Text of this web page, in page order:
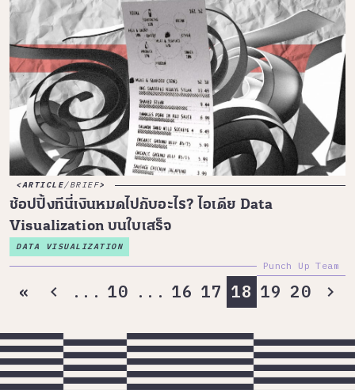
ARTICLE/BRIEF
ช้อปปิ้งทีนี่เงินหมดไปกับอะไร? ไอเดีย Data
Visualization บนใบเสร็จ
DATA VISUALIZATION
Punch Up Team
« chevron_left ... 10 ... 16 17 18 19 20 chevron_right